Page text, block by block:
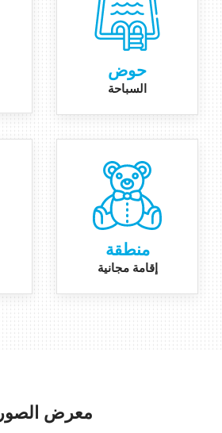
حوض
السباحة
منطقة
إقامة مجانية
معرض الصور